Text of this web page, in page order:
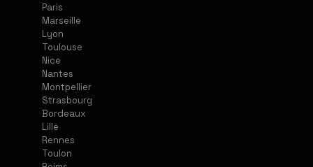
Paris
Marseille
Lyon
Toulouse
Nice
Nantes
Montpellier
Strasbourg
Bordeaux
Lille
Rennes
Toulon